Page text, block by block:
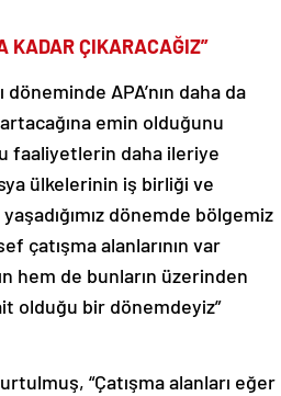
KADAR ÇIKARACAĞIZ”
APA’nın daha da
emin olduğunu
faaliyetlerin daha ileriye
ülkelerinin iş birliği ve
dönemde bölgemiz
çatışma alanlarının var
hem de bunların üzerinden
olduğu bir dönemdeyiz”
“Çatışma alanları eğer